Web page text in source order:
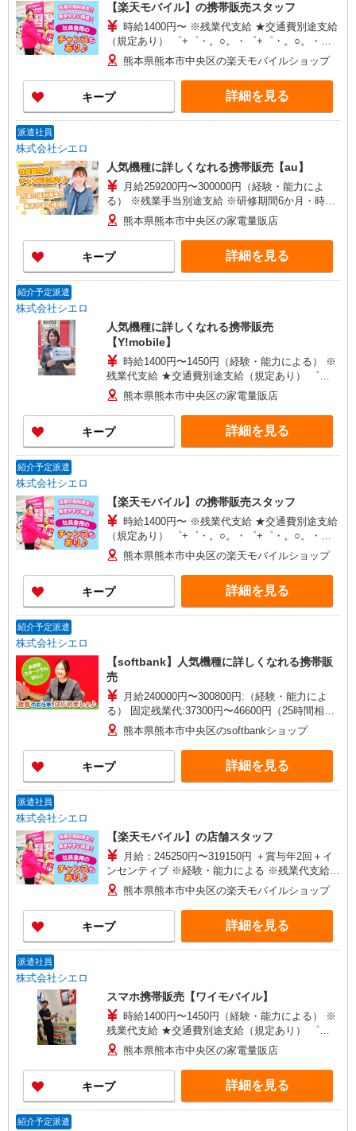
【楽天モバイル】の携帯販売スタッフ
時給1400円〜 ※残業代支給 ★交通費別途支給
（規定あり） ゜+゜・。○。・゜+゜・。○。・゜
+゜ 入社祝い金10万円支給(規定有) お友達を紹介
頂くと, インセンティブ支給(規定有) ★月2回払
い・週払い可能（規程有）★ ゜・。○。・゜
+゜・。○。・゜+゜
熊本県熊本市中央区の楽天モバイルショップ
キープ 詳細を見る
派遣社員
株式会社シエロ
人気機種に詳しくなれる携帯販売【au】
月給259200円〜300000円（経験・能力によ
る） ※残業手当別途支給 ※研修期間6か月・時給
1500円〜 ★交通費別途支給（規定あり） ゜
+゜・。○。・゜+゜・。○。・゜+゜ 入社祝い金10
万円支給(規定有) お友達を紹介頂くと, インセンテ
ィブ支給(規定有) ゜・。○。・゜+゜・。○。・゜
+゜
熊本県熊本市中央区の家電量販店
キープ 詳細を見る
紹介予定派遣
株式会社シエロ
人気機種に詳しくなれる携帯販売
【Y!mobile】
時給1400円〜1450円（経験・能力による） ※
残業代支給 ★交通費別途支給（規定あり） ゜
+゜・。○。・゜+゜・。○。・゜+゜ 入社祝い金10
万円支給(規定有) お友達を紹介頂くと, インセンテ
ィブ支給(規定有) ★月2回払い・週払い可能（規程
有）★ ゜・。○。・゜+゜・。○。・゜+゜
熊本県熊本市中央区の家電量販店
キープ 詳細を見る
紹介予定派遣
株式会社シエロ
【楽天モバイル】の携帯販売スタッフ
時給1400円〜 ※残業代支給 ★交通費別途支給
（規定あり） ゜+゜・。○。・゜+゜・。○。・゜
+゜ 入社祝い金10万円支給(規定有) お友達を紹介
頂くと, インセンティブ支給(規定有) ★月2回払
い・週払い可能（規程有）★ ゜・。○。・゜
+゜・。○。・゜+゜
熊本県熊本市中央区の楽天モバイルショップ
キープ 詳細を見る
紹介予定派遣
株式会社シエロ
【softbank】人気機種に詳しくなれる携帯販
売
月給240000円〜300800円:（経験・能力によ
る） 固定残業代:37300円〜46600円（25時間相
当） ※時間外勤務の有無にかかわらず固定残業代
は支給されます。また、相当時間を超えて時間外
勤務した場合は1分単位で残業代が追加で支給され
ます。 ※試用期間あり4ヶ月月給25万円以上 ※残
業代支給 ★交通費別途支給（規定あり） ゜
+゜
熊本県熊本市中央区のsoftbankショップ
キープ 詳細を見る
派遣社員
株式会社シエロ
【楽天モバイル】の店舗スタッフ
月給：245250円〜319150円 ＋賞与年2回＋イ
ンセンティブ ※経験・能力による ※残業代支給
★交通費別途支給（規定あり） ゜+゜・。○。・゜
+゜・。○。・゜+゜ 入社祝い金10万円支給(規定
有) お友達を紹介頂くと, インセンティブ支給(規定
有) ゜・。○。・゜+゜・。○。・゜+゜
熊本県熊本市中央区の楽天モバイルショップ
キープ 詳細を見る
派遣社員
株式会社シエロ
スマホ携帯販売【ワイモバイル】
時給1400円〜1450円（経験・能力による） ※
残業代支給 ★交通費別途支給（規定あり） ゜
+゜・。○。・゜+゜・。○。・゜+゜ 入社祝い金10
万円支給(規定有) お友達を紹介頂くと, インセンテ
ィブ支給(規定有) ★月2回払い・週払い可能（規程
有）★ ゜・。○。・゜+゜・。○。・゜+゜
熊本県熊本市中央区の家電量販店
キープ 詳細を見る
紹介予定派遣